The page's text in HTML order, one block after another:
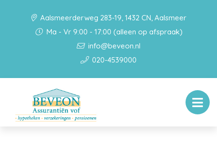
Aalsmeerderweg 283-19, 1432 CN, Aalsmeer
Ma - Vr 9:00 - 17:00 (alleen op afspraak)
info@beveon.nl
020-4539000